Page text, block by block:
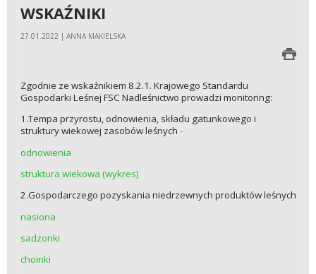
WSKAŹNIKI
27.01.2022 | ANNA MAKIELSKA
Zgodnie ze wskaźnikiem 8.2.1. Krajowego Standardu
Gospodarki Leśnej FSC Nadleśnictwo prowadzi monitoring:
1.Tempa przyrostu, odnowienia, składu gatunkowego i
struktury wiekowej zasobów leśnych -
odnowienia
struktura wiekowa (wykres)
2.Gospodarczego pozyskania niedrzewnych produktów leśnych
nasiona
sadzonki
choinki